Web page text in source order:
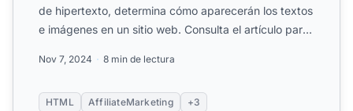
de hipertexto, determina cómo aparecerán los textos
e imágenes en un sitio web. Consulta el artículo para
Nov 7, 2024 8 min de lectura
HTML AffiliateMarketing +3